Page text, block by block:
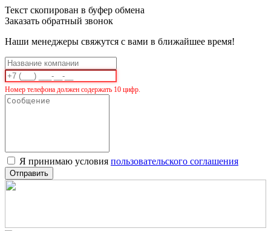
Текст скопирован в буфер обмена
Заказать обратный звонок
Наши менеджеры свяжутся с вами в ближайшее время!
Номер телефона должен содержать 10 цифр.
Я принимаю условия пользовательского соглашения
Отправить